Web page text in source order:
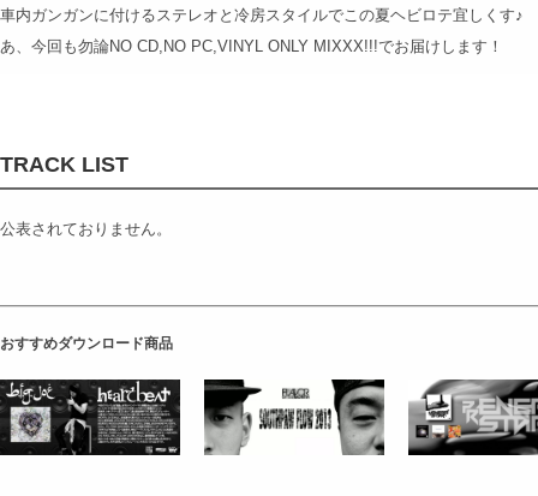
車内ガンガンに付けるステレオと冷房スタイルでこの夏ヘビロテ宜しくす♪
あ、今回も勿論NO CD,NO PC,VINYL ONLY MIXXX!!!でお届けします！
TRACK LIST
公表されておりません。
おすすめダウンロード商品